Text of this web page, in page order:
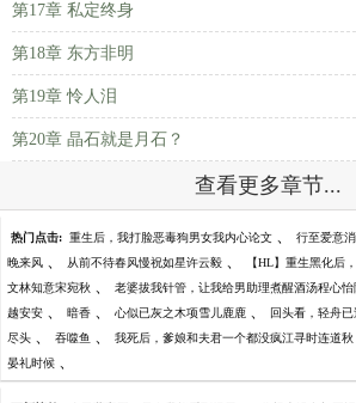
第17章 私定终身
第18章 东方非明
第19章 怜人泪
第20章 晶石就是月石？
查看更多章节...
热门点击: 重生后，我打脸恶毒狗男女我内心论文 、 行至爱意
晚来风 、 从前不待春风慢祝如星许云毅 、 【HL】重生黑化后
文林知意宋宛秋 、 老婆拔我针管，让我给男助理煮醒酒汤程心怡
越安安 、 暗香 、 心似已灰之木项雪儿鹿鹿 、 回头看，轻舟
尽头 、 吞噬鱼 、 我死后，爹娘和夫君一个都没疯江寻时连道秋
晏礼时候 、